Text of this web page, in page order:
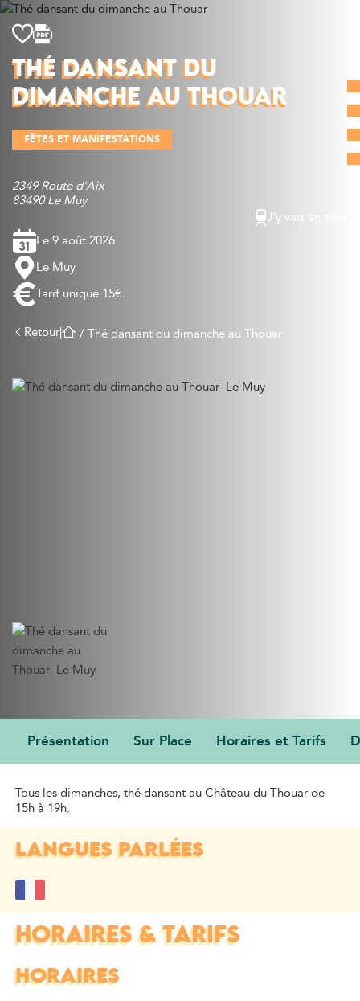
Découvrir
Que faire
Bien manger
Où dormir
Agenda
THÉ DANSANT DU
DIMANCHE AU THOUAR
FÊTES ET MANIFESTATIONS
2349 Route d'Aix
83490 Le Muy
J’y vais en train
Le 9 août 2026
Le Muy
Tarif unique 15€.
Retour| /Thé dansant du dimanche au Thouar
Présentation Sur Place Horaires et Tarifs
Tous les dimanches, thé dansant au Château du Thouar de
15h à 19h.
LANGUES PARLÉES
HORAIRES & TARIFS
HORAIRES